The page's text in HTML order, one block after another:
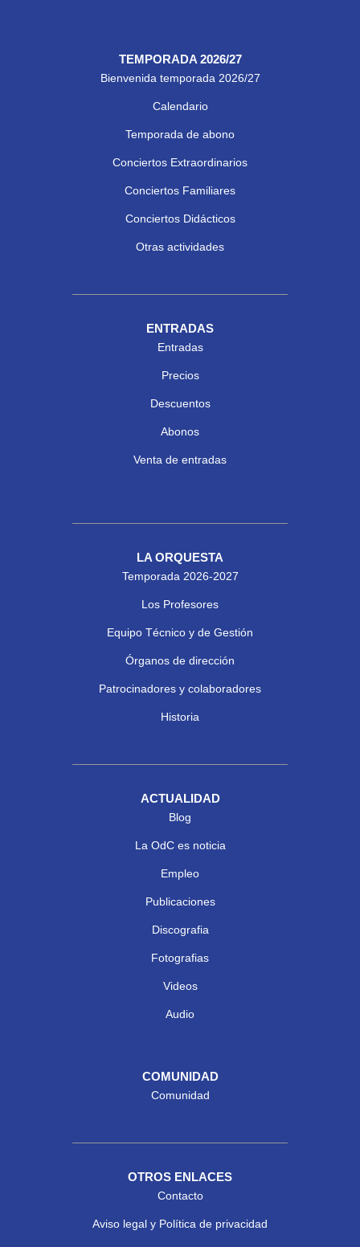
TEMPORADA 2026/27
Bienvenida temporada 2026/27
Calendario
Temporada de abono
Conciertos Extraordinarios
Conciertos Familiares
Conciertos Didácticos
Otras actividades
ENTRADAS
Entradas
Precios
Descuentos
Abonos
Venta de entradas
LA ORQUESTA
Temporada 2026-2027
Los Profesores
Equipo Técnico y de Gestión
Órganos de dirección
Patrocinadores y colaboradores
Historia
ACTUALIDAD
Blog
La OdC es noticia
Empleo
Publicaciones
Discografia
Fotografias
Videos
Audio
COMUNIDAD
Comunidad
OTROS ENLACES
Contacto
Aviso legal y Política de privacidad